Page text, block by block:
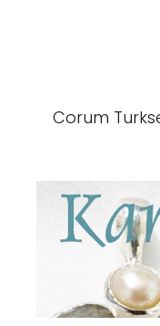
Corum